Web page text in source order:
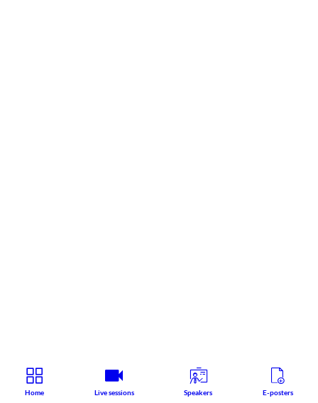
Home Live sessions Speakers E-posters